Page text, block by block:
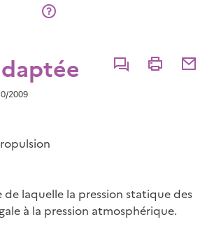
CommenterImprimer
2009
de laquelle la pression statique des
à la pression atmosphérique.